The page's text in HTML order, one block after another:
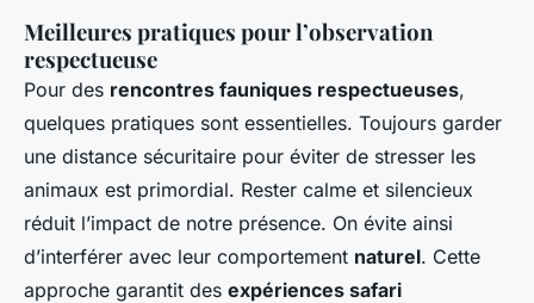
Meilleures pratiques pour l’observation
respectueuse
Pour des rencontres fauniques respectueuses,
quelques pratiques sont essentielles. Toujours garder
une distance sécuritaire pour éviter de stresser les
animaux est primordial. Rester calme et silencieux
réduit l’impact de notre présence. On évite ainsi
d’interférer avec leur comportement naturel. Cette
approche garantit des expériences safari